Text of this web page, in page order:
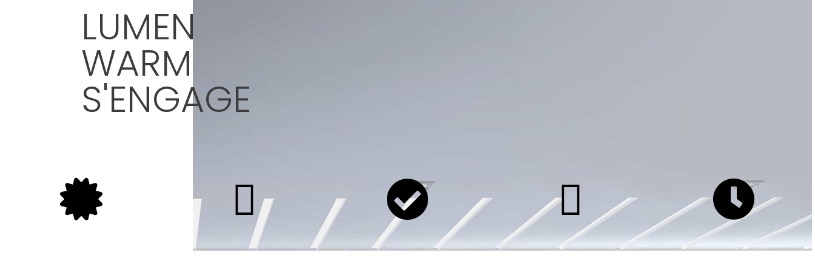
LUMEN
WARM
S'ENGAGE